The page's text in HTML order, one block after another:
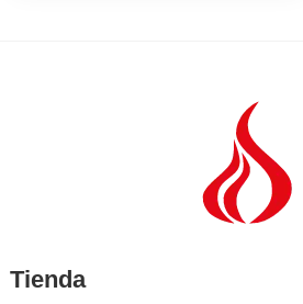
producto
Tienda